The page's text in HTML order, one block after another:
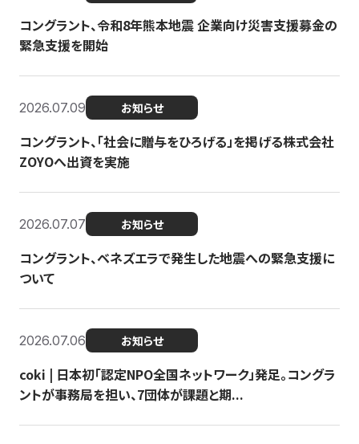
コングラント、令和8年熊本地震 企業向け災害支援募金の
緊急支援を開始
2026.07.09 お知らせ
コングラント、「社会に贈与をひろげる」を掲げる株式会社
ZOYOへ出資を実施
2026.07.07 お知らせ
コングラント、ベネズエラで発生した地震への緊急支援に
ついて
2026.07.06 お知らせ
coki | 日本初「認定NPO全国ネットワーク」発足。コングラ
ントが事務局を担い、7団体が課題と期...